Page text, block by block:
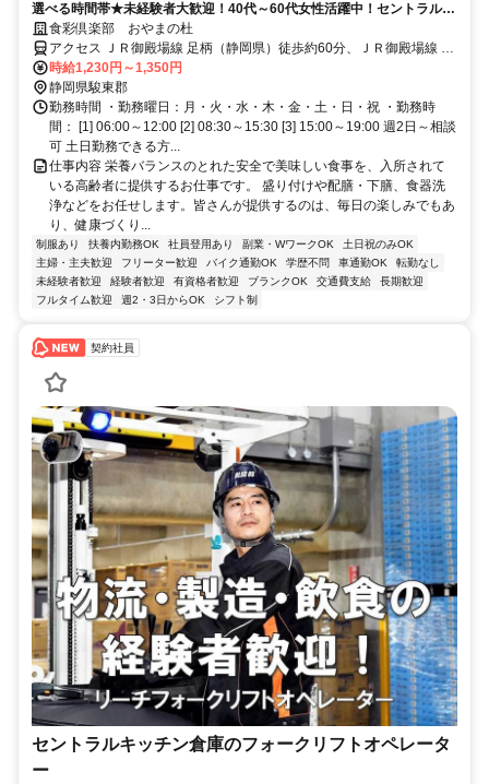
選べる時間帯★未経験者大歓迎！40代～60代女性活躍中！セントラルキ
ッチンからの料理を盛付ます！
食彩倶楽部 おやまの杜
アクセス ＪＲ御殿場線 足柄（静岡県）徒歩約60分、ＪＲ御殿場線 御
殿場富士山口徒歩約75分、ＪＲ御殿場線 駿河小山徒歩約75分
時給1,230円～1,350円
静岡県駿東郡
勤務時間 ・勤務曜日：月・火・水・木・金・土・日・祝 ・勤務時
間： [1] 06:00～12:00 [2] 08:30～15:30 [3] 15:00～19:00 週2日～相談
可 土日勤務できる方...
仕事内容 栄養バランスのとれた安全で美味しい食事を、入所されて
いる高齢者に提供するお仕事です。 盛り付けや配膳・下膳、食器洗
浄などをお任せします。皆さんが提供するのは、毎日の楽しみでもあ
り、健康づくり...
制服あり 扶養内勤務OK 社員登用あり 副業・WワークOK
土日祝のみOK
主婦・主夫歓迎
フリーター歓迎 バイク通勤OK 学歴不問 車通勤OK
転勤なし
未経験者歓迎
経験者歓迎 有資格者歓迎 ブランクOK 交通費支給
長期歓迎
フルタイム歓迎
週2・3日からOK シフト制
契約社員
セントラルキッチン倉庫のフォークリフトオペレータ
ー